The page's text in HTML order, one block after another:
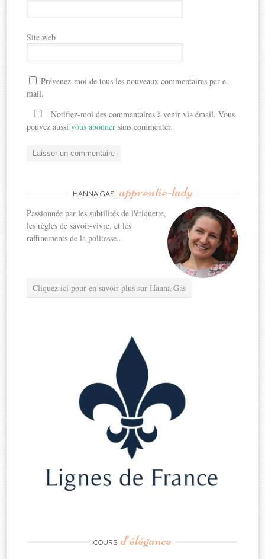
Site web
Prévenez-moi de tous les nouveaux commentaires par e-
mail.
Notifiez-moi des commentaires à venir via émail. Vous
pouvez aussivous abonner sans commenter.
HANNA GAS, apprentie-lady
Passionnée par les subtilités de l'étiquette,
les règles de savoir-vivre, et les
raffinements de la politesse...
Cliquez ici pour en savoir plus sur Hanna Gas
COURS d’élégance